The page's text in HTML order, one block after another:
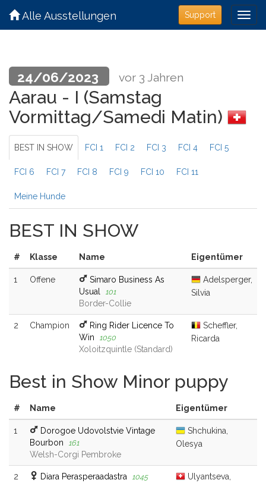
Support
Alle Ausstellungen
24/06/2023 vor 3 Jahren
Aarau - I (Samstag
Vormittag/Samedi Matin)
BEST IN SHOW FCI 1 FCI 2 FCI 3 FCI 4 FCI 5
FCI 6 FCI 7 FCI 8 FCI 9 FCI 10 FCI 11
Meine Hunde
BEST IN SHOW
# Klasse Name Eigentümer
1 Offene
Simaro Business As
Usual 101
Border-Collie
Adelsperger,
Silvia
2 Champion
Ring Rider Licence To
Win
1050
Xoloitzquintle (Standard)
Scheffler,
Ricarda
Best in Show Minor puppy
# Name Eigentümer
1
Dorogoe Udovolstvie Vintage
Bourbon
161
Welsh-Corgi Pembroke
Shchukina,
Olesya
2 Diara Perasperaadastra 1045
Ulyantseva,